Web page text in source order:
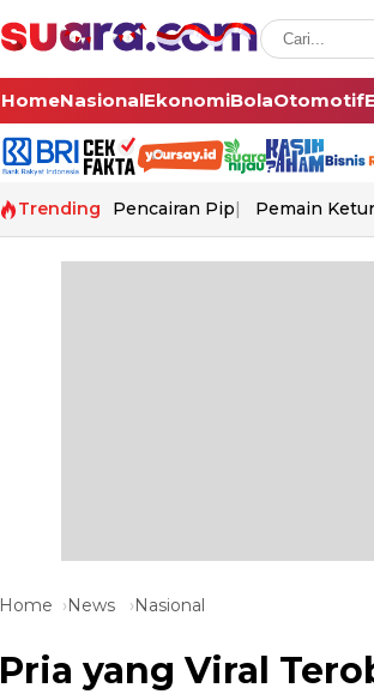
HomeNasionalEkonomiBolaOtomotif
Trending Pencairan Pip Pemain
Home News Nasional
Pria yang Viral